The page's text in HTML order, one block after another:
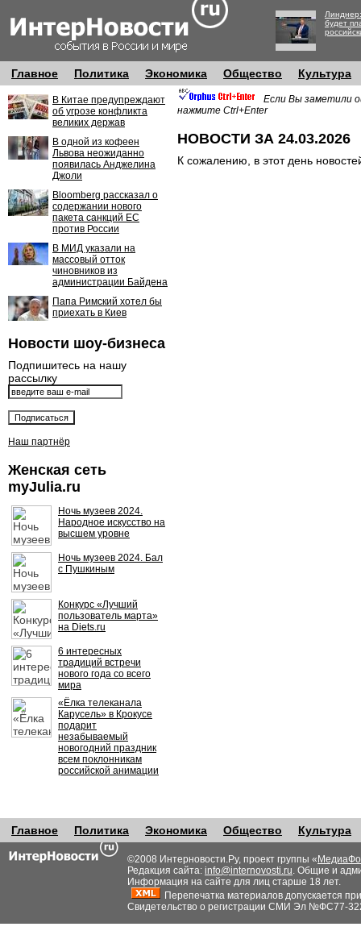
будет
Главное Политика Экономика Общество Культура
В Китае предупреждают
об угрозе конфликта
великих держав
В одной из кофеен
Львова неожиданно
появилась Анджелина
Джоли
Bloomberg рассказал о
содержании нового
пакета санкций ЕС
против России
В МИД указали на
массовый отток
чиновников из
администрации Байдена
Папа Римский хотел бы
приехать в Киев
Новости шоу-бизнеса
Подпишитесь на нашу
рассылку
Наш партнёр
Женская сеть
myJulia.ru
Ночь музеев 2024.
Народное искусство на
высшем уровне
Ночь музеев 2024. Бал
с Пушкиным
Конкурс «Лучший
пользователь марта»
на Diets.ru
6 интересных
традиций встречи
нового года со всего
мира
«Ёлка телеканала
Карусель» в Крокусе
подарит
незабываемый
новогодний праздник
всем поклонникам
российской анимации
Если Вы заметили
нажмите Ctrl+Enter
НОВОСТИ ЗА 24.03.2026
К сожалению, в этот день
Главное Политика Экономика Общество Культура
©2008 Интерновости.Ру, проект группы «
Редакция сайта: info@internovosti.ru. Общие и
Информация на сайте для лиц старше 18 лет.
Перепечатка материалов допускается
Свидетельство о регистрации СМИ Эл №ФС77-